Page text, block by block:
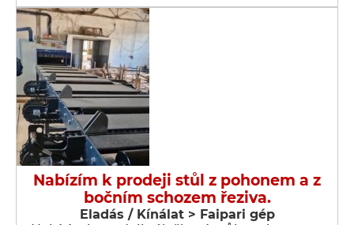
Nabízím k prodeji stůl z pohonem a z
bočním schozem řeziva.
Eladás / Kínálat > Faipari gép